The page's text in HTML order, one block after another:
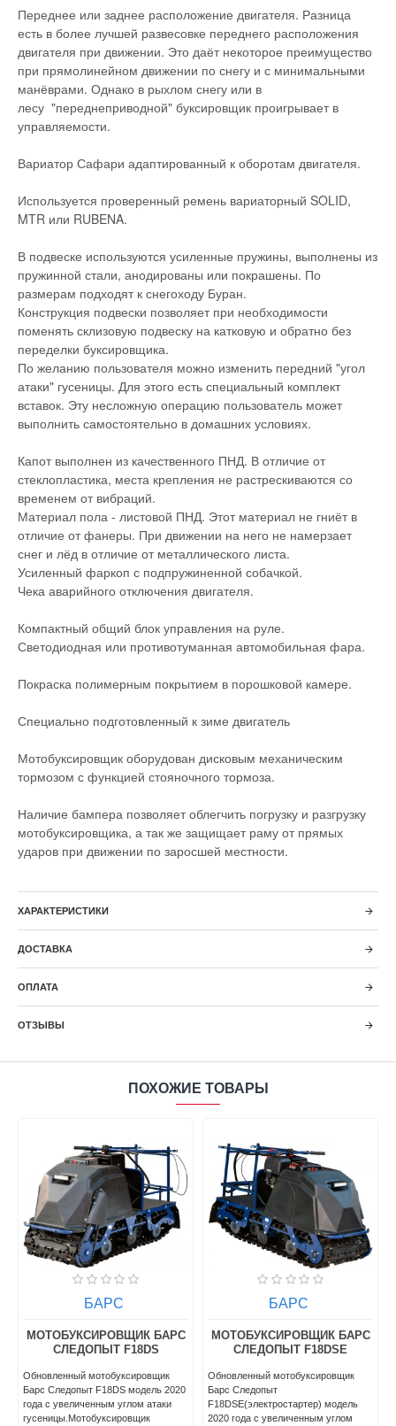
Переднее или заднее расположение двигателя. Разница
есть в более лучшей развесовке переднего расположения
двигателя при движении. Это даёт некоторое преимущество
при прямолинейном движении по снегу и с минимальными
манёврами. Однако в рыхлом снегу или в
лесу "переднеприводной" буксировщик проигрывает в
управляемости.
Вариатор Сафари адаптированный к оборотам двигателя.
Используется проверенный ремень вариаторный SOLID,
MTR или RUBENA.
В подвеске используются усиленные пружины, выполнены из
пружинной стали, анодированы или покрашены. По
размерам подходят к снегоходу Буран.
Конструкция подвески позволяет при необходимости
поменять склизовую подвеску на катковую и обратно без
переделки буксировщика.
По желанию пользователя можно изменить передний "угол
атаки" гусеницы. Для этого есть специальный комплект
вставок. Эту несложную операцию пользователь может
выполнить самостоятельно в домашних условиях.
Капот выполнен из качественного ПНД. В отличие от
стеклопластика, места крепления не растрескиваются со
временем от вибраций.
Материал пола - листовой ПНД. Этот материал не гниёт в
отличие от фанеры. При движении на него не намерзает
снег и лёд в отличие от металлического листа.
Усиленный фаркоп с подпружиненной собачкой.
Чека аварийного отключения двигателя.
Компактный общий блок управления на руле.
Светодиодная или противотуманная автомобильная фара.
Покраска полимерным покрытием в порошковой камере.
Специально подготовленный к зиме двигатель
Мотобуксировщик оборудован дисковым механическим
тормозом с функцией стояночного тормоза.
Наличие бампера позволяет облегчить погрузку и разгрузку
мотобуксировщика, а так же защищает раму от прямых
ударов при движении по заросшей местности.
ХАРАКТЕРИСТИКИ
ДОСТАВКА
ОПЛАТА
ОТЗЫВЫ
ПОХОЖИЕ ТОВАРЫ
БАРС
МОТОБУКСИРОВЩИК БАРС
СЛЕДОПЫТ F18DS
Обновленный мотобуксировщик
Барс Следопыт F18DS модель 2020
года с увеличенным углом атаки
гусеницы.Мотобуксировщик
БАРС
МОТОБУКСИРОВЩИК БАРС
СЛЕДОПЫТ F18DSE
Обновленный мотобуксировщик
Барс Следопыт
F18DSE(электростартер) модель
2020 года с увеличенным углом